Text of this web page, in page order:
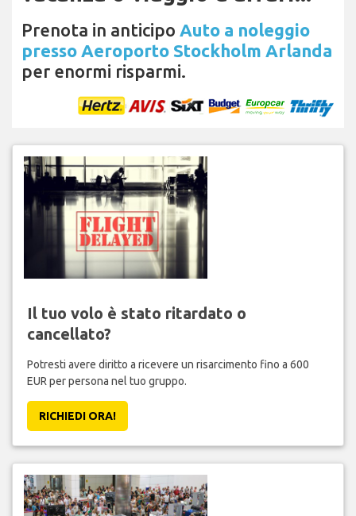
Prenota in anticipo Auto a noleggio
presso Aeroporto Stockholm Arlanda
per enormi risparmi.
Il tuo volo è stato ritardato o
cancellato?
Potresti avere diritto a ricevere un risarcimento fino a 600
EUR per persona nel tuo gruppo.
RICHIEDI ORA!